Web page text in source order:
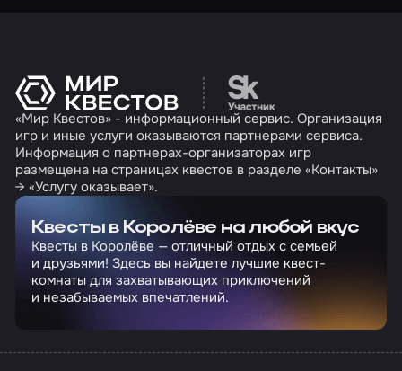
Перейти на сайт
«Мир Квестов» - информационный сервис. Организация
игр и иные услуги оказываются партнерами сервиса.
Информация о партнерах-организаторах игр
размещена на страницах квестов в разделе «Контакты»
→ «Услугу оказывает».
Квесты в Королёве на любой вкус
Квесты в Королёве — отличный отдых с семьей
и друзьями! Здесь вы найдете лучшие квест-
комнаты для захватывающих приключений
и незабываемых впечатлений.